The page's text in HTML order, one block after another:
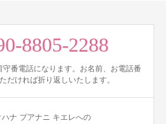
8805-2288
守番電話になります。お名前、お電話番
だければ折り返しいたします。
ハナ プアナニ キエレへの